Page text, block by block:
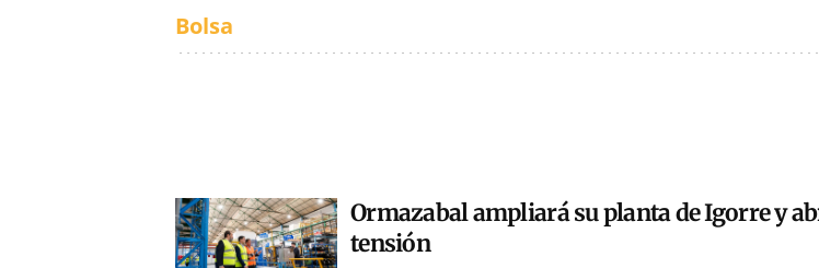
Bolsa
Ormazabal ampliará su planta de Igorre y
tensión